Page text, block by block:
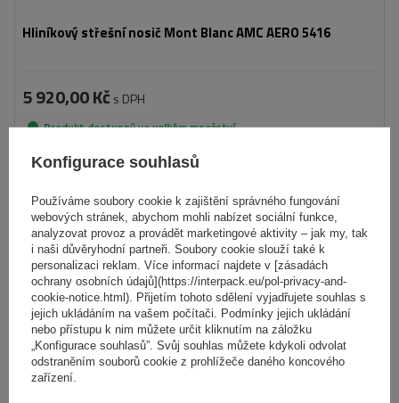
Hliníkový střešní nosič Mont Blanc AMC AERO 5416
5 920,00 Kč s DPH
Produkt dostupný ve velkém množství
Přidat
košíku
DOČASNĚ NEDOSTUPNÉ
Konfigurace souhlasů
Používáme soubory cookie k zajištění správného fungování
webových stránek, abychom mohli nabízet sociální funkce,
analyzovat provoz a provádět marketingové aktivity – jak my, tak
i naši důvěryhodní partneři. Soubory cookie slouží také k
personalizaci reklam. Více informací najdete v [zásadách
ochrany osobních údajů](https://interpack.eu/pol-privacy-and-
cookie-notice.html). Přijetím tohoto sdělení vyjadřujete souhlas s
jejich ukládáním na vašem počítači. Podmínky jejich ukládání
nebo přístupu k nim můžete určit kliknutím na záložku
„Konfigurace souhlasů”. Svůj souhlas můžete kdykoli odvolat
odstraněním souborů cookie z prohlížeče daného koncového
zařízení.